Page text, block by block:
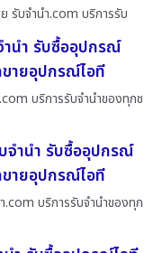
รับจํานํา.com บริการรับ
ำนำ รับซื้ออุปกรณ์
ายอุปกรณ์ไอที
บริการรับจำนำของทุกช
จำนำ รับซื้ออุปกรณ์
ายอุปกรณ์ไอที
.com บริการรับจำนำของทุก